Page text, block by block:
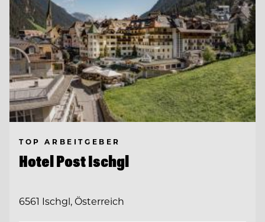
TOP ARBEITGEBER
Hotel Post Ischgl
6561 Ischgl, Österreich